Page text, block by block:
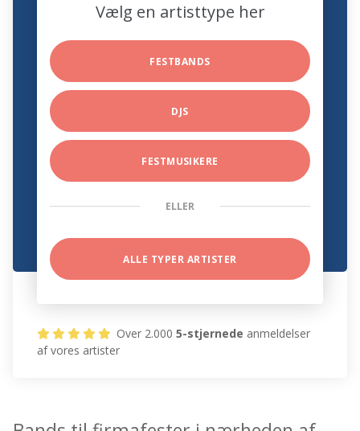
Vælg en artisttype her
FESTBANDS
DJS
FESTMUSIKERE
ELLER
ALLE TYPER ARTISTER
Over 2.0005-stjernede anmeldelser
af vores artister